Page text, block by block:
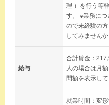
理 ）を行う等
す。 ※業務に
ので未経験の
してみません
給与
合計賃金：
人の場合は月
間額を表示して
就業時間：変